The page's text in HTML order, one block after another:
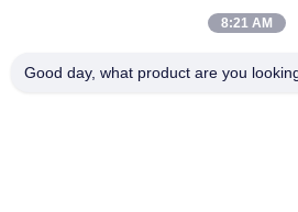
1st Verdieping, No.40, No.69, de
8:21 AM
Good day, what product are you